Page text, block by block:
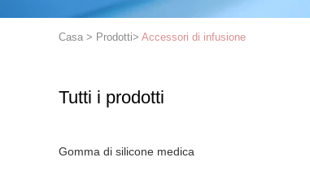
Casa > Prodotti> Accessori di infusione
Tutti i prodotti
Gomma di silicone medica